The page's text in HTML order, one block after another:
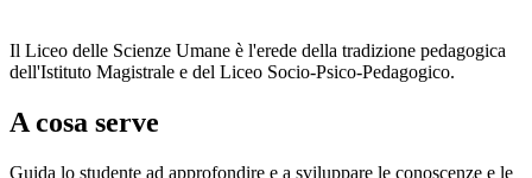
Il Liceo delle Scienze Umane è l'erede della tradizione pedagogica
dell'Istituto Magistrale e del Liceo Socio-Psico-Pedagogico.
A cosa serve
Guida lo studente ad approfondire e a sviluppare le conoscenze e le